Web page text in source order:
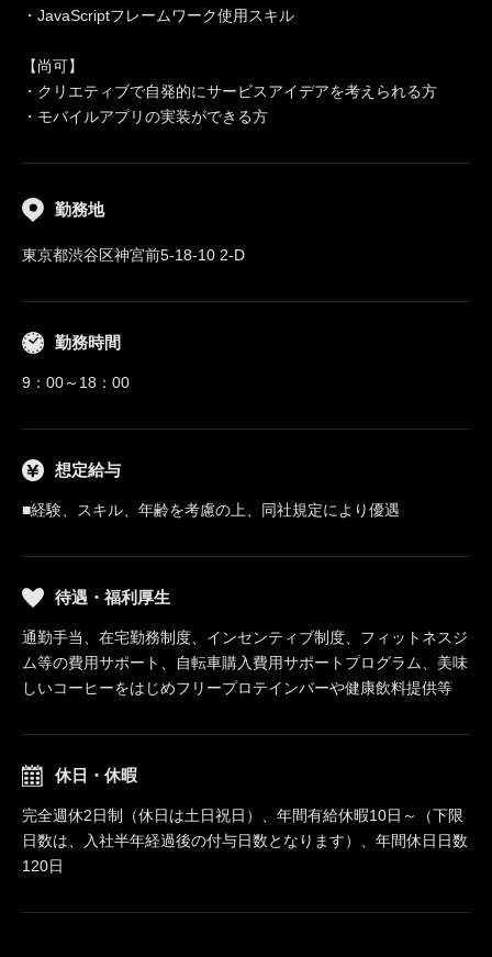
・JavaScriptフレームワーク使用スキル
【尚可】
・クリエティブで自発的にサービスアイデアを考えられる方
・モバイルアプリの実装ができる方
勤務地
東京都渋谷区神宮前5-18-10 2-D
勤務時間
9：00～18：00
想定給与
■経験、スキル、年齢を考慮の上、同社規定により優遇
待遇・福利厚生
通勤手当、在宅勤務制度、インセンティブ制度、フィットネスジ
ム等の費用サポート、自転車購入費用サポートプログラム、美味
しいコーヒーをはじめフリープロテインバーや健康飲料提供等
休日・休暇
完全週休2日制（休日は土日祝日）、年間有給休暇10日～（下限
日数は、入社半年経過後の付与日数となります）、年間休日日数
120日